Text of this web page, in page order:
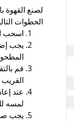
لصنع القهوة
الخطوات
اسحب
قم
عند
لمسه
يجب صب